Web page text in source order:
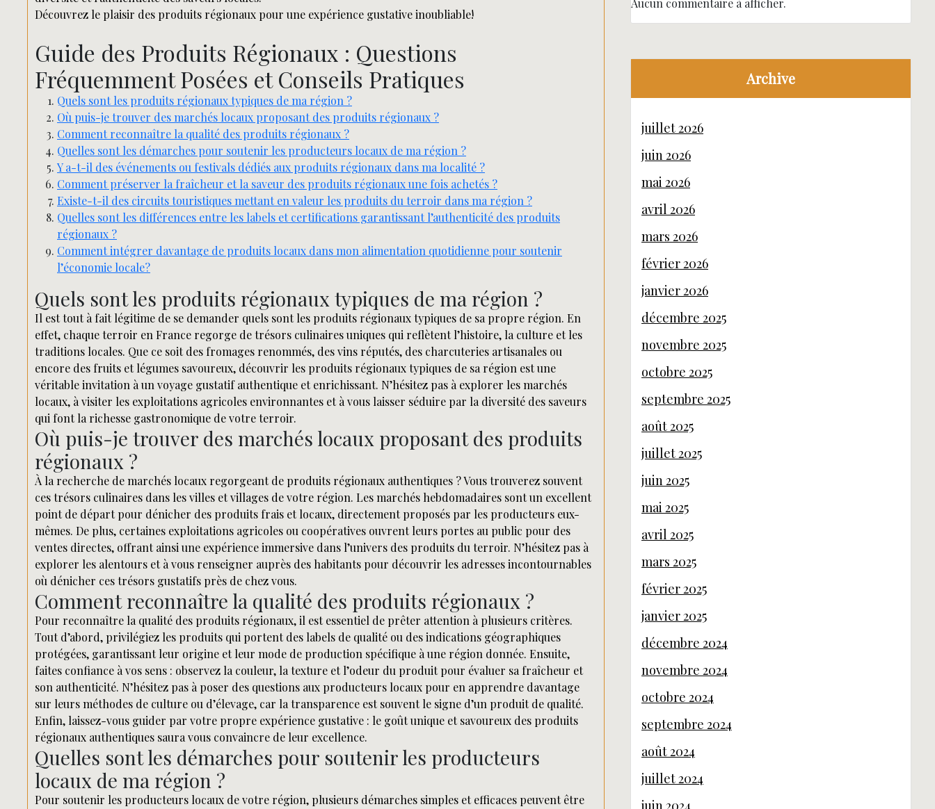
Découvrez le plaisir des produits régionaux pour une expérience gustative inoubliable!
Guide des Produits Régionaux : Questions
Fréquemment Posées et Conseils Pratiques
Quels sont les produits régionaux typiques de ma région ?
Où puis-je trouver des marchés locaux proposant des produits régionaux ?
Comment reconnaître la qualité des produits régionaux ?
Quelles sont les démarches pour soutenir les producteurs locaux de ma région ?
Y a-t-il des événements ou festivals dédiés aux produits régionaux dans ma localité ?
Comment préserver la fraîcheur et la saveur des produits régionaux une fois achetés ?
Existe-t-il des circuits touristiques mettant en valeur les produits du terroir dans ma région ?
Quelles sont les différences entre les labels et certifications garantissant l’authenticité des produits
régionaux ?
Comment intégrer davantage de produits locaux dans mon alimentation quotidienne pour soutenir
l’économie locale?
Quels sont les produits régionaux typiques de ma région ?
Il est tout à fait légitime de se demander quels sont les produits régionaux typiques de sa propre région. En
effet, chaque terroir en France regorge de trésors culinaires uniques qui reflètent l’histoire, la culture et les
traditions locales. Que ce soit des fromages renommés, des vins réputés, des charcuteries artisanales ou
encore des fruits et légumes savoureux, découvrir les produits régionaux typiques de sa région est une
véritable invitation à un voyage gustatif authentique et enrichissant. N’hésitez pas à explorer les marchés
locaux, à visiter les exploitations agricoles environnantes et à vous laisser séduire par la diversité des saveurs
qui font la richesse gastronomique de votre terroir.
Où puis-je trouver des marchés locaux proposant des produits
régionaux ?
À la recherche de marchés locaux regorgeant de produits régionaux authentiques ? Vous trouverez souvent
ces trésors culinaires dans les villes et villages de votre région. Les marchés hebdomadaires sont un excellent
point de départ pour dénicher des produits frais et locaux, directement proposés par les producteurs eux-
mêmes. De plus, certaines exploitations agricoles ou coopératives ouvrent leurs portes au public pour des
ventes directes, offrant ainsi une expérience immersive dans l’univers des produits du terroir. N’hésitez pas à
explorer les alentours et à vous renseigner auprès des habitants pour découvrir les adresses incontournables
où dénicher ces trésors gustatifs près de chez vous.
Comment reconnaître la qualité des produits régionaux ?
Pour reconnaître la qualité des produits régionaux, il est essentiel de prêter attention à plusieurs critères.
Tout d’abord, privilégiez les produits qui portent des labels de qualité ou des indications géographiques
protégées, garantissant leur origine et leur mode de production spécifique à une région donnée. Ensuite,
faites confiance à vos sens : observez la couleur, la texture et l’odeur du produit pour évaluer sa fraîcheur et
son authenticité. N’hésitez pas à poser des questions aux producteurs locaux pour en apprendre davantage
sur leurs méthodes de culture ou d’élevage, car la transparence est souvent le signe d’un produit de qualité.
Enfin, laissez-vous guider par votre propre expérience gustative : le goût unique et savoureux des produits
régionaux authentiques saura vous convaincre de leur excellence.
Quelles sont les démarches pour soutenir les producteurs
locaux de ma région ?
Pour soutenir les producteurs locaux de votre région, plusieurs démarches simples et efficaces peuvent être
Aucun commentaire à afficher.
Archive
juillet 2026
juin 2026
mai 2026
avril 2026
mars 2026
février 2026
janvier 2026
décembre 2025
novembre 2025
octobre 2025
septembre 2025
août 2025
juillet 2025
juin 2025
mai 2025
avril 2025
mars 2025
février 2025
janvier 2025
décembre 2024
novembre 2024
octobre 2024
septembre 2024
août 2024
juillet 2024
juin 2024